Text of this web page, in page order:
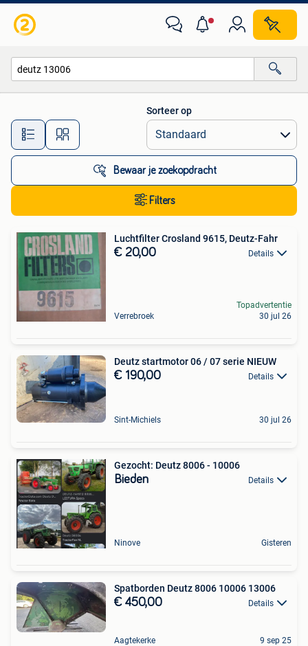
Alle afstanden…
Sorteer op
Bewaar je zoekopdracht
Filters
Luchtfilter Crosland 9615, Deutz-Fahr
€ 20,00 Details
Verrebroek
Topadvertentie
30 jul 26
Deutz startmotor 06 / 07 serie NIEUW
€ 190,00 Details
Sint-Michiels 30 jul 26
Gezocht: Deutz 8006 - 10006
Bieden Details
Ninove Gisteren
Spatborden Deutz 8006 10006 13006
€ 450,00 Details
Aagtekerke 9 sep 25